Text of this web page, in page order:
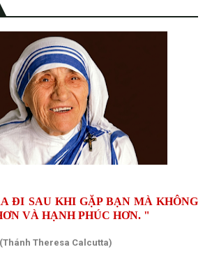
ĐI SAU KHI GẶP BẠN MÀ KHÔNG
VÀ HẠNH PHÚC HƠN. "
(Thánh Theresa Calcutta)